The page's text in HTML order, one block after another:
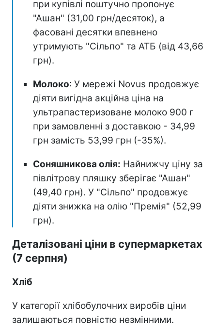
при купівлі поштучно пропонує
"Ашан" (31,00 грн/десяток), а
фасовані десятки впевнено
утримують "Сільпо" та АТБ (від 43,66
грн).
Молоко: У мережі Novus продовжує
діяти вигідна акційна ціна на
ультрапастеризоване молоко 900 г
при замовленні з доставкою - 34,99
грн замість 53,99 грн (-35%).
Соняшникова олія: Найнижчу ціну за
півлітрову пляшку зберігає "Ашан"
(49,40 грн). У "Сільпо" продовжує
діяти знижка на олію "Премія" (52,99
грн).
Деталізовані ціни в супермаркетах
(7 серпня)
Хліб
У категорії хлібобулочних виробів ціни
залишаються повністю незмінними.